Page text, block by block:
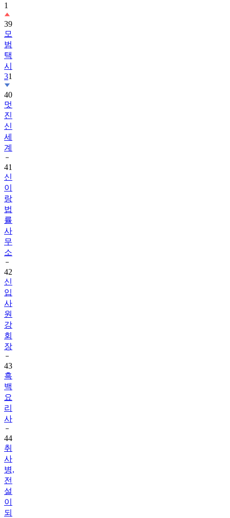
1
39
모
범
택
시
31
40
멋
진
신
세
계
41
신
이
랑
법
률
사
무
소
42
신
입
사
원
강
회
장
43
흑
백
요
리
사
44
취
사
병,
전
설
이
되